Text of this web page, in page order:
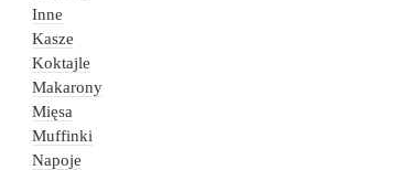
Inne
Kasze
Koktajle
Makarony
Mięsa
Muffinki
Napoje